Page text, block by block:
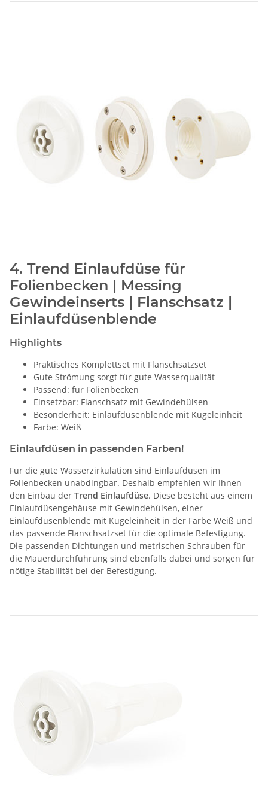
4. Trend Einlaufdüse für
Folienbecken | Messing
Gewindeinserts | Flanschsatz |
Einlaufdüsenblende
Highlights
Praktisches Komplettset mit Flanschsatzset
Gute Strömung sorgt für gute Wasserqualität
Passend: für Folienbecken
Einsetzbar: Flanschsatz mit Gewindehülsen
Besonderheit: Einlaufdüsenblende mit Kugeleinheit
Farbe: Weiß
Einlaufdüsen in passenden Farben!
Für die gute Wasserzirkulation sind Einlaufdüsen im
Folienbecken unabdingbar. Deshalb empfehlen wir Ihnen
den Einbau der Trend Einlaufdüse. Diese besteht aus einem
Einlaufdüsengehäuse mit Gewindehülsen, einer
Einlaufdüsenblende mit Kugeleinheit in der Farbe Weiß und
das passende Flanschsatzset für die optimale Befestigung.
Die passenden Dichtungen und metrischen Schrauben für
die Mauerdurchführung sind ebenfalls dabei und sorgen für
nötige Stabilität bei der Befestigung.